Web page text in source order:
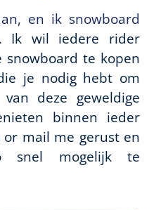
en ik snowboard
Ik wil iedere rider
te kopen
je nodig hebt om
deze geweldige
binnen ieder
or mail me gerust en
mogelijk te